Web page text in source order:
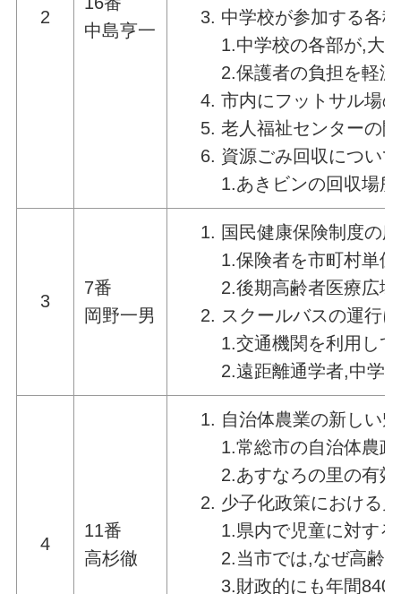
2
中島亨一
中学校が参加する各
1.中学校の各部が,大
2.保護者の負担を軽
市内にフットサル場
老人福祉センターの
資源ごみ回収について
1.あきビンの回収場
3
7番
岡野一男
国民健康保険制度の
1.保険者を市町村単
2.後期高齢者医療広
スクールバスの運行
1.交通機関を利用し
2.遠距離通学者,中学
4
11番
高杉徹
自治体農業の新しい
1.常総市の自治体農
2.あすなろの里の有
少子化政策における
1.県内で児童に対す
2.当市では,なぜ高齢
3.財政的にも年間840